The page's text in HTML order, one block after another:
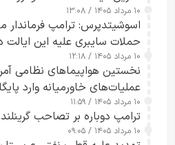
۱۰ مرداد ۱۴۰۵ / ۱۳:۰۸
اسوشیتدپرس: ترامپ فرماندار
حملات سایبری علیه این
ارائه نکرد
۱۰ مرداد ۱۴۰۵ / ۱۲:۱۸
نخستین هواپیماهای نظامی
عملیات‌های خاورمیانه وارد
شدند
۱۰ مرداد ۱۴۰۵ / ۱۱:۵۹
ترامپ دوباره بر تصاحب
۱۰ مرداد ۱۴۰۵ / ۰۹:۰۵